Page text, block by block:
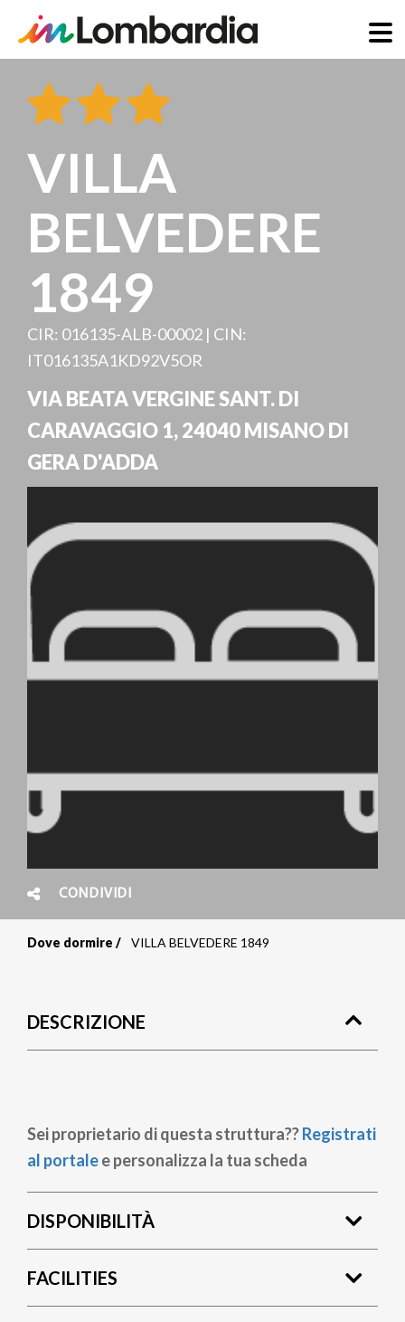
contenuto
VILLA
BELVEDERE
1849
CIR: 016135-ALB-00002 | CIN:
IT016135A1KD92V5OR
VIA BEATA VERGINE SANT. DI
CARAVAGGIO 1,24040MISANO DI
GERA D'ADDA
CONDIVIDI
pane
Dove dormire VILLA BELVEDERE 1849
DESCRIZIONE
Sei proprietario di questa struttura??Registrati
al portalee personalizza la tua scheda
DISPONIBILITÀ
FACILITIES